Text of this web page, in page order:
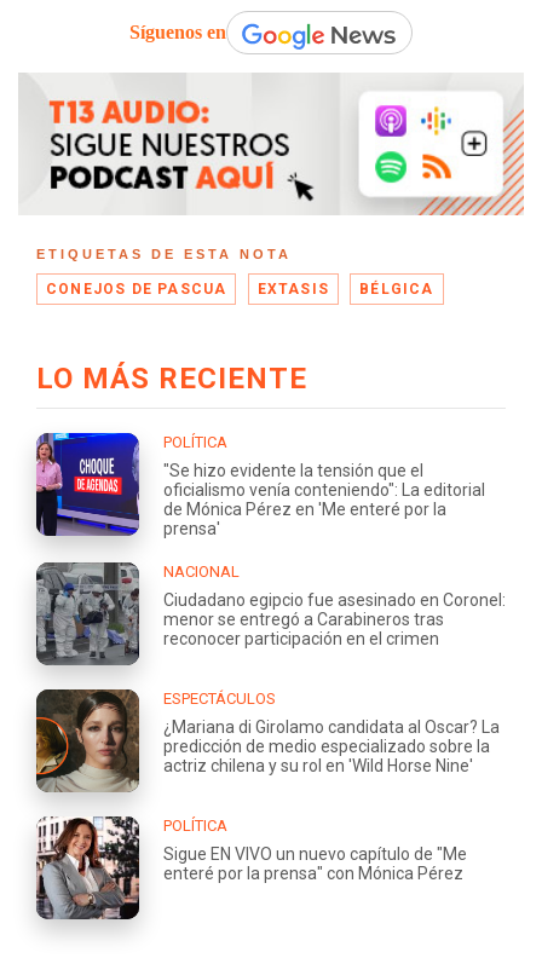
Síguenos en
ETIQUETAS DE ESTA NOTA
CONEJOS DE PASCUA EXTASIS BÉLGICA
LO MÁS RECIENTE
POLÍTICA
"Se hizo evidente la tensión que el
oficialismo venía conteniendo": La editorial
de Mónica Pérez en 'Me enteré por la
prensa'
NACIONAL
Ciudadano egipcio fue asesinado en Coronel:
menor se entregó a Carabineros tras
reconocer participación en el crimen
ESPECTÁCULOS
¿Mariana di Girolamo candidata al Oscar? La
predicción de medio especializado sobre la
actriz chilena y su rol en 'Wild Horse Nine'
POLÍTICA
Sigue EN VIVO un nuevo capítulo de "Me
enteré por la prensa" con Mónica Pérez